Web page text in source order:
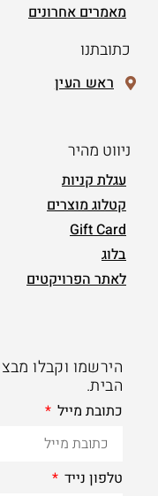
מאמרים אחרונים
כתובתנו
ראש העין
ניווט מהיר
עגלת קניות
קטלוג מוצרים
Gift Card
בלוג
לאתר הפרויקטים
הירשמו וקבלו
הבית.
כתובת מייל
טלפון נייד